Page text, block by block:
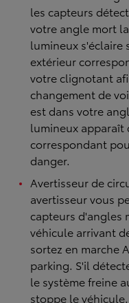
les capteurs
votre angle mort
lumineux s'éclaire
extérieur
votre clignotant
changement de
est dans votre
lumineux apparaît
correspondant
danger.
Avertisseur de
avertisseur vous
capteurs d'angles
véhicule arrivant
sortez en marche
parking. S'il
le système freine
stoppe le véhicule.